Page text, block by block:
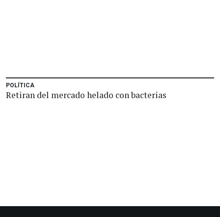
POLÍTICA
Retiran del mercado helado con bacterias